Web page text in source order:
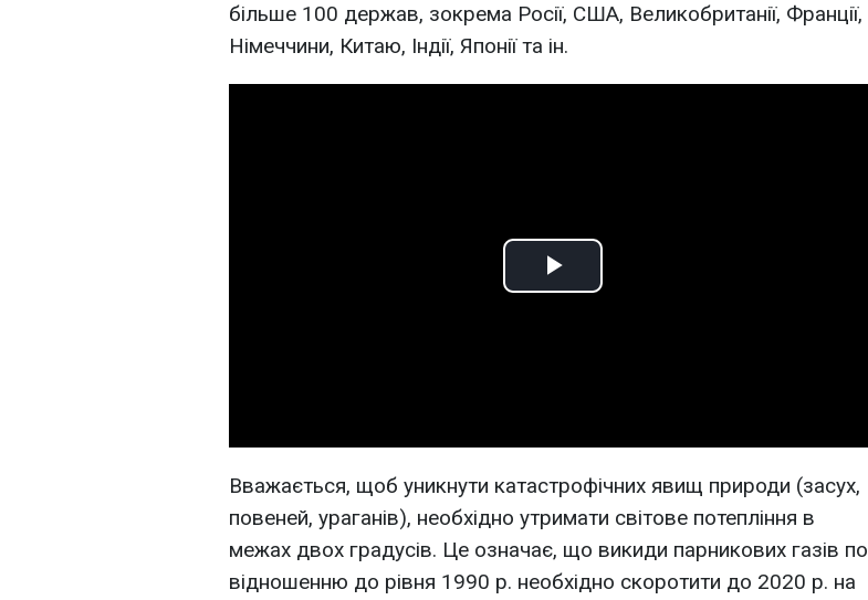
більше 100 держав, зокрема Росії, США, Великобританії, Франції,
Німеччини, Китаю, Індії, Японії та ін.
Play
Вважається, щоб уникнути катастрофічних явищ природи (засух,
повеней, ураганів), необхідно утримати світове потепління в
межах двох градусів. Це означає, що викиди парникових газів по
відношенню до рівня 1990 р. необхідно скоротити до 2020 р. на